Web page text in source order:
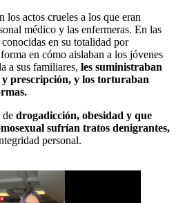
los actos crueles a los que eran
médico y las enfermeras. En las
en su totalidad por
en cómo aislaban a los jóvenes
a sus familiares, les suministraban
prescripción, y los torturaban
de drogadicción, obesidad y que
sufrían tratos denigrantes,
personal.